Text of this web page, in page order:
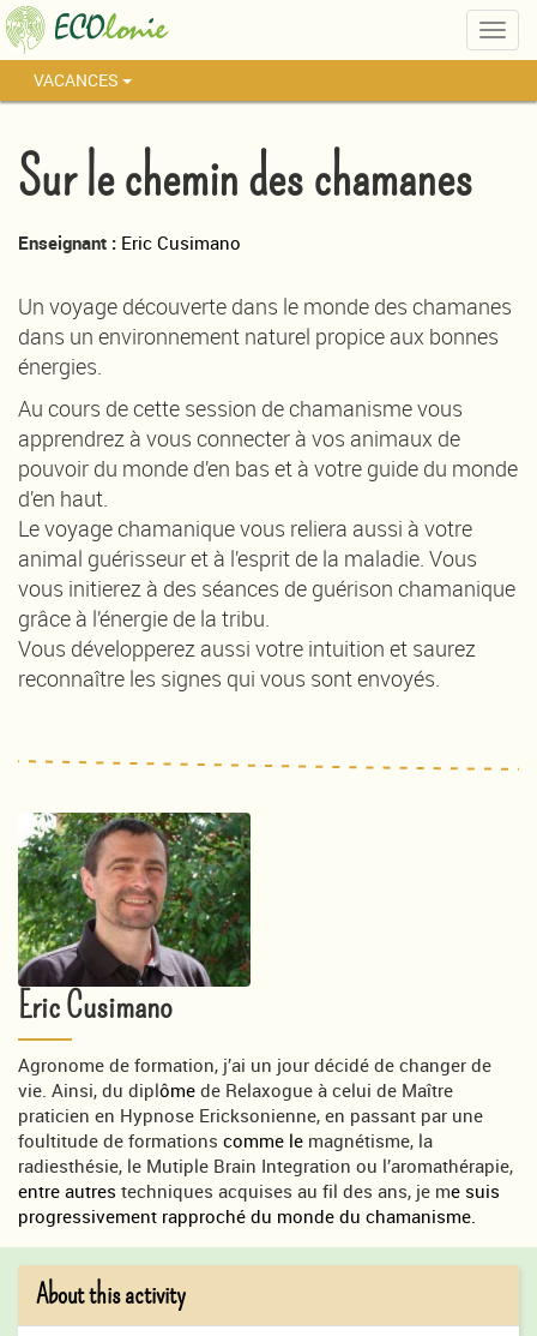
VACANCES
Sur le chemin des chamanes
Enseignant : Eric Cusimano
Un voyage découverte dans le monde des chamanes
dans un environnement naturel propice aux bonnes
énergies.
Au cours de cette session de chamanisme vous
apprendrez à vous connecter à vos animaux de
pouvoir du monde d’en bas et à votre guide du monde
d’en haut.
Le voyage chamanique vous reliera aussi à votre
animal guérisseur et à l’esprit de la maladie. Vous
vous initierez à des séances de guérison chamanique
grâce à l’énergie de la tribu.
Vous développerez aussi votre intuition et saurez
reconnaître les signes qui vous sont envoyés.
Eric Cusimano
Agronome de formation, j’ai un jour décidé de changer de
vie. Ainsi, du diplôme de Relaxogue à celui de Maître
praticien en Hypnose Ericksonienne, en passant par une
foultitude de formations comme le magnétisme, la
radiesthésie, le Mutiple Brain Integration ou l’aromathérapie,
entre autres techniques acquises au fil des ans, je me suis
progressivement rapproché du monde du chamanisme.
About this activity